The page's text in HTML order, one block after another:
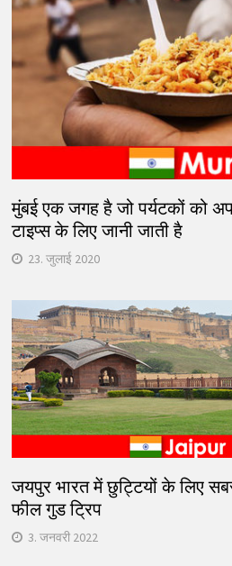
मुंबई एक जगह है जो पर्यटकों को
टाइप्स के लिए जानी जाती है
23. जुलाई 2020
जयपुर भारत में छुट्टियों के लिए
फील गुड ट्रिप
3. जनवरी 2022